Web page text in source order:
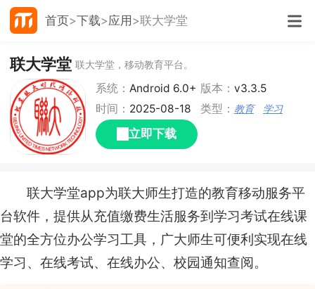
首页 下载 应用 联大学堂
联大学堂 联大学堂，移动教育平台。
系统：Android 6.0+ 版本： v3.3.5
时间： 2025-08-18 类型： 教育 学习
立即下载
联大学堂app为联大师生打造的教育移动服务平
台软件，提供从充值缴费生活服务到学习考试在线课
堂的全方位办公学习工具，广大师生可便利实现在线
学习、在线考试、在线办公、校园通知查阅。